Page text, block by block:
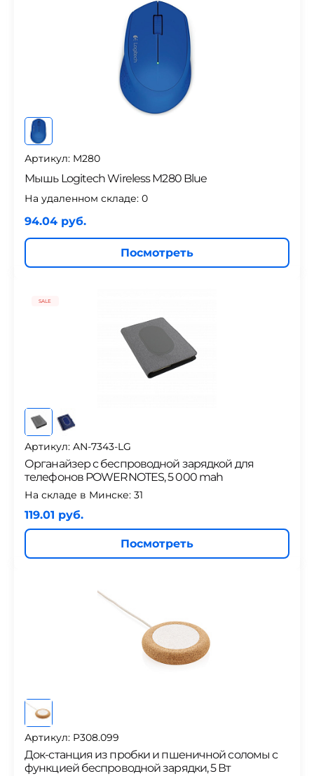
Артикул: M280
Мышь Logitech Wireless M280 Blue
На удаленном складе: 0
94.04 руб.
Посмотреть
SALE
Артикул: AN-7343-LG
Органайзер с беспроводной зарядкой для
телефонов POWERNOTES, 5 000 mah
На складе в Минске: 31
119.01 руб.
Посмотреть
Артикул: P308.099
Док-станция из пробки и пшеничной соломы с
функцией беспроводной зарядки, 5 Вт